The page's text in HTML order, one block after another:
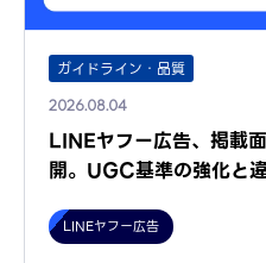
ガイドライン・品質
2026.08.04
LINEヤフー広告、掲載
開。UGC基準の強化と
LINEヤフー広告